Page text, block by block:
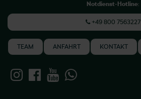
Notdienst-Hotline:
+49 800 7563227
TEAM ANFAHRT KONTAKT